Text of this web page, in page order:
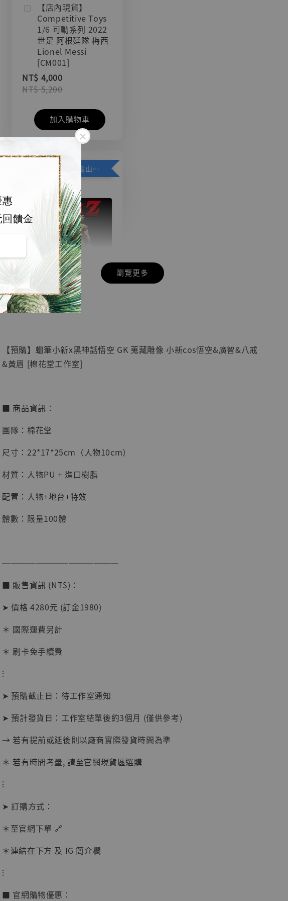
饋金
【店內現貨】
Competitive Toys
1/6 可動系列 2022
世足 阿根廷隊 梅西
Lionel Messi
[CM001]
NT$ 4,000
NT$ 5,200
加入購物車
加購優惠【悟空 鳥山明紀念款 [奇蹟工作室]】
【店內現貨】七龍珠
系列蒐藏雕像 悟空
NT$ 4,280
NT$ 5,580
- +
【店內現貨】海賊王
系列蒐藏雕像 布魯
克達摩 [7STARS
Studio]
NT$ 1,500
加購優惠【讓子彈飛 鵝城縣長 張麻子 [BK01]】
【現貨】
彈飛 鵝城縣長 張麻
瀏覽更多
🏝【無人島玩具】
【預購】蠟筆小新x黑神話悟空 GK 蒐藏雕像 小新cos悟空&廣智&八戒
&黃眉 [棉花堂工作室]
■ 商品資訊：
團隊：棉花堂
尺寸：22*17*25cm（人物10cm）
材質：人物PU + 進口樹脂
配置：人物+地台+特效
體數：限量100體
──────────────
■ 販售資訊 (NT$)：
➤ 價格 4280元 (訂金1980)
＊ 國際運費另計
＊ 刷卡免手續費
⁝
➤ 預購截止日：待工作室通知
➤ 預計發貨日：工作室結單後約3個月 (僅供參考)
→ 若有提前或延後則以廠商實際發貨時間為準
＊ 若有時間考量, 請至官網現貨區選購
⁝
➤ 訂購方式：
＊至官網下單 🔗
＊連結在下方 及 IG 簡介欄
⁝
■ 官網購物優惠：